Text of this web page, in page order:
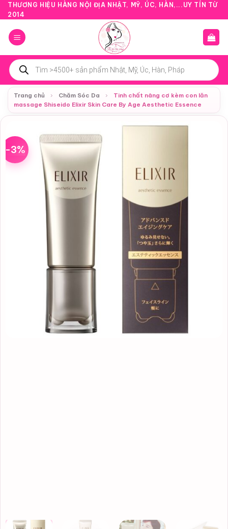
Bỏ
qua
nội
dung
THƯƠNG HIỆU HÀNG NỘI ĐỊA NHẬT, MỸ, ÚC, HÀN,...UY TÍN TỪ
2014
Tìm
kiếm
sản
phẩm
Trang chủ
› Chăm Sóc Da ›
Tinh chất nâng cơ kèm con lăn
massage Shiseido Elixir Skin Care By Age Aesthetic Essence
-3%